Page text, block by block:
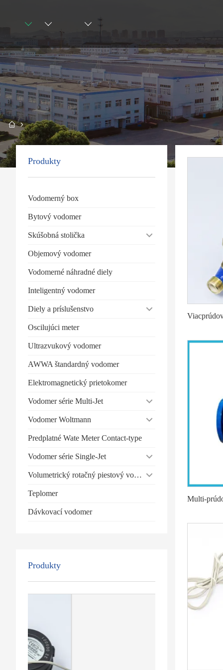
Produkty
Vodomerný box
Bytový vodomer
Skúšobná stolička
Objemový vodomer
Vodomerné náhradné diely
Inteligentný vodomer
Diely a príslušenstvo
Oscilujúci meter
Ultrazvukový vodomer
AWWA štandardný vodomer
Elektromagnetický prietokomer
Vodomer série Multi-Jet
Vodomer Woltmann
Predplatné Wate Meter Contact-type
Vodomer série Single-Jet
Volumetrický rotačný piestový vodomer
Teplomer
Dávkovací vodomer
Produkty